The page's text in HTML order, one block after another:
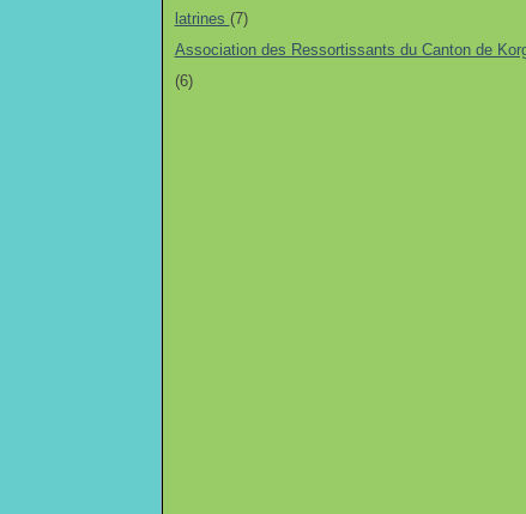
latrines (7)
Association des Ressortissants du Canton de
(6)